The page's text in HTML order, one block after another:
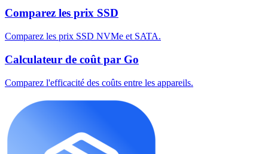
Comparez les prix SSD
Comparez les prix SSD NVMe et SATA.
Calculateur de coût par Go
Comparez l'efficacité des coûts entre les appareils.